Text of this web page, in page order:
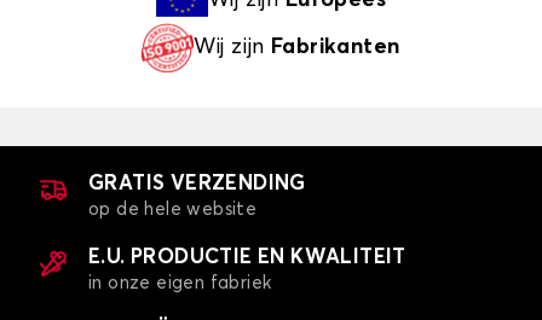
Wij zijn Fabrikanten
GRATIS VERZENDING
op de hele website
E.U. PRODUCTIE EN KWALITEIT
in onze eigen fabriek